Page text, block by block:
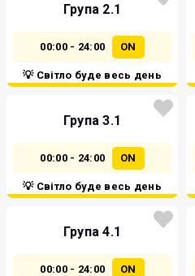
Група 2.1
00:00 - 24:00 ON
💡 Світло буде весь день
Група 3.1
00:00 - 24:00 ON
💡 Світло буде весь день
Група 4.1
00:00 - 24:00 ON